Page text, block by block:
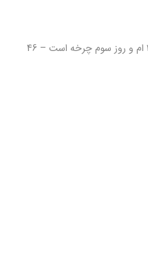
روز دویست و سی و چهارم بارداری – الان هفته ی 33 ام و روز سوم چرخه است – 46